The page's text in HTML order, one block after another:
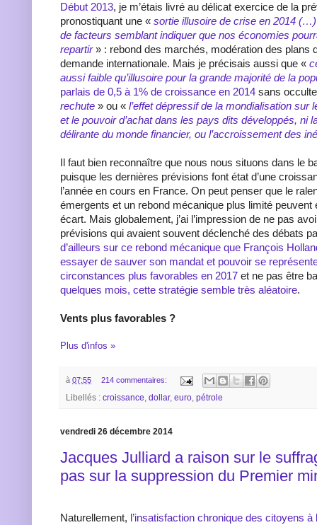
Début 2013, je m’étais livré au délicat exercice de la
pronostiquant une « sortie illusoire de crise en 2014
de facteurs semblant indiquer que nos économies
repartir» : rebond des marchés, modération des plans
demande internationale. Mais je précisais aussi que «
aussi faible qu’illusoire pour la grande majorité de la
parlais de 0,5 à 1% de croissance en 2014 sans
rechute » ou « l’effet dépressif de la mondialisation sur
et le pouvoir d’achat dans les pays dits développés, ni
délirante du monde financier, ou l’accroissement des
Il faut bien reconnaître que nous nous situons dans le
puisque les dernières prévisions font état d’une
l’année en cours en France. On peut penser que le
émergents et un rebond mécanique plus limité peuvent
écart. Mais globalement, j’ai l’impression de ne pas
prévisions qui avaient souvent déclenché des débats
d’ailleurs sur ce rebond mécanique que François
essayer de sauver son mandat et pouvoir se
circonstances plus favorables en 2017 et ne pas être
quelques mois, cette stratégie semble très aléatoire.
Vents plus favorables ?
Plus d'infos »
à 07:55 214 commentaires:
Libellés : croissance, dollar, euro, pétrole
vendredi 26 décembre 2014
Jacques Julliard a raison sur le
pas sur la suppression du Premier
Naturellement, l’insatisfaction chronique des citoyens à